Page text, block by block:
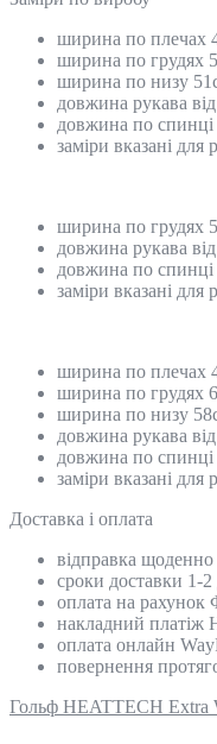
ширина по плечах
ширина по грудях
ширина по низу
довжина рукава
довжина по
заміри вказані для
ширина по грудях
довжина рукава
довжина по
заміри вказані для
ширина по плечах
ширина по грудях
ширина по низу
довжина рукава
довжина по
заміри вказані для
Доставка і оплата
відправка
сроки доставки 1-2
оплата на
накладний платіж
оплата онлайн
повернення
Гольф HEATTECH Extra